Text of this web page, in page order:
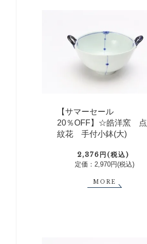
【サマーセール
20％OFF】☆皓洋窯 点
紋花 手付小鉢(大)
2,376円(税込)
定価：2,970円(税込)
MORE